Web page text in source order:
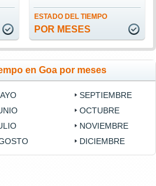
ESTADO DEL TIEMPO
POR MESES
en Goa por meses
SEPTIEMBRE
OCTUBRE
NOVIEMBRE
DICIEMBRE